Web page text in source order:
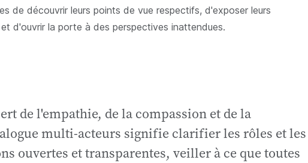
de découvrir leurs points de vue respectifs, d'exposer leurs
d'ouvrir la porte à des perspectives inattendues.
de l'empathie, de la compassion et de la
multi-acteurs signifie clarifier les rôles et les
ouvertes et transparentes, veiller à ce que toutes